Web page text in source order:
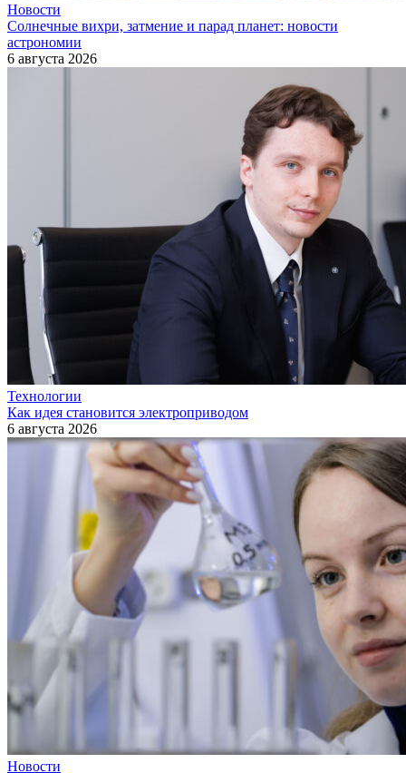
Новости
Солнечные вихри, затмение и парад планет: новости
астрономии
6 августа 2026
Технологии
Как идея становится электроприводом
6 августа 2026
Новости